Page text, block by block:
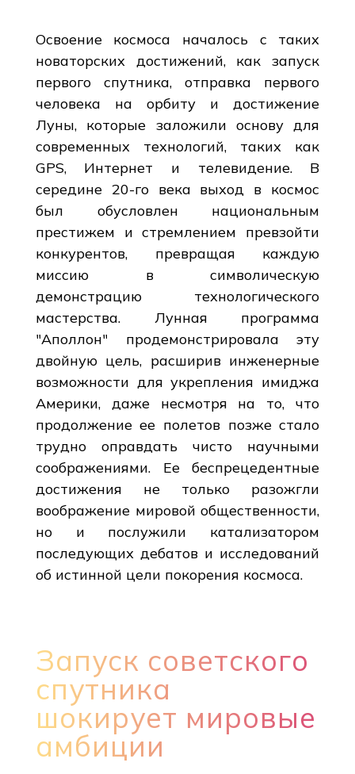
Освоение космоса началось с таких
новаторских достижений, как запуск
первого спутника, отправка первого
человека на орбиту и достижение
Луны, которые заложили основу для
современных технологий, таких как
GPS, Интернет и телевидение. В
середине 20-го века выход в космос
был обусловлен национальным
престижем и стремлением превзойти
конкурентов, превращая каждую
миссию в символическую
демонстрацию технологического
мастерства. Лунная программа
"Аполлон" продемонстрировала эту
двойную цель, расширив инженерные
возможности для укрепления имиджа
Америки, даже несмотря на то, что
продолжение ее полетов позже стало
трудно оправдать чисто научными
соображениями. Ее беспрецедентные
достижения не только разожгли
воображение мировой общественности,
но и послужили катализатором
последующих дебатов и исследований
об истинной цели покорения космоса.
Запуск советского
спутника
шокирует мировые
амбиции